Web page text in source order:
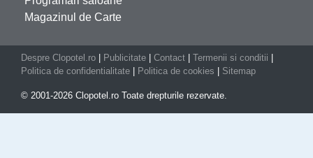
Magazinul de Carte
Despre Clopotel.ro Publicitate Contact Termenii si conditii
Politica de confidentialitate
Politica de cookies Sitemap
© 2001-2026 Clopotel.ro Toate drepturile rezervate.